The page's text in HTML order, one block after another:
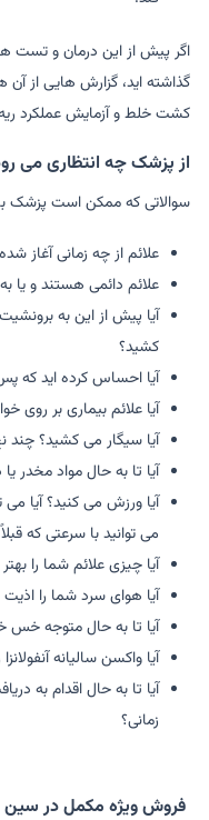
اگر پیش از این درمان و تست
گذاشته اید، گزارش هایی از آن
کشت خلط و آزمایش عملکرد ریه
از پزشک چه انتظاری می
سوالاتی که ممکن است پزشک
علائم از چه زمانی آغاز
علائم دائمی هستند و یا
کشید؟
آیا احساس کرده اید که
آیا علائم بیماری بر روی
آیا سیگار می کشید؟
آیا تا به حال مواد مخدر
می توانید با سرعتی که
آیا چیزی علائم شما را
آیا هوای سرد شما را
آیا تا به حال متوجه
آیا واکسن سالیانه
آیا تا به حال اقدام به
زمانی؟
فروش ویژه مکمل در